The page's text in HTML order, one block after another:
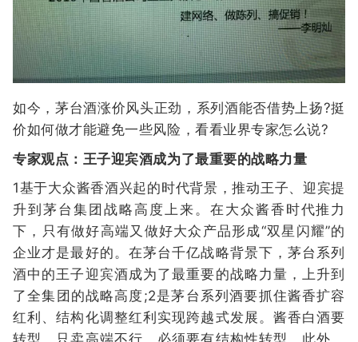
如今，茅台酒涨价风头正劲，系列酒能否借势上扬?挺
价如何做才能避免一些风险，看看业界专家怎么说?
专家观点：王子迎宾酒成为了最重要的战略力量
1基于大众酱香酒兴起的时代背景，推动王子、迎宾提
升到茅台集团战略高度上来。在大众酱香时代推力
下，只有做好高端又做好大众产品形成“双星闪耀”的
企业才是最好的。在茅台千亿战略背景下，茅台系列
酒中的王子迎宾酒成为了最重要的战略力量，上升到
了全集团的战略高度;2是茅台系列酒要抓住酱香扩容
红利、结构化调整红利实现跨越式发展。酱香白酒要